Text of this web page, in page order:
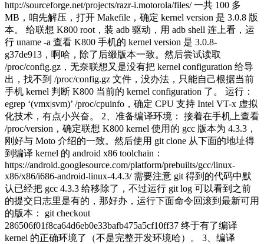
http://sourceforge.net/projects/razr-i.motorola/files/ 一共 100 多
MB，咱先解压，打开 Makefile，确定 kernel version 是 3.0.8 版
本。 给联想 K800 root，装 adb 驱动，用 adb shell 连上看，运
行 uname -a 查看 K800 手机的 kernel version 是 3.0.8-
g37de913，啊哈，除了后缀版本一致。然后尝试读取
/proc/config.gz，无奈联想又是没有把 kernel configuration 给导
出，找不到 /proc/config.gz 文件，没办法，只能自己根据当前
手机 kernel 判断 K800 当前的 kernel configuration 了。 运行：
egrep ‘(vmx|svm)’ /proc/cpuinfo，确定 CPU 支持 Intel VT-x 虚拟
化技术，有点小兴奋。 2、准备编译环境： 接着在手机上查看
/proc/version，确定联想 K800 kernel 使用的 gcc 版本为 4.3.3，
刚好与 Moto 介绍的一致。然后使用 git clone 从下面的地址得
到编译 kernel 的 android x86 toolchain：
https://android.googlesource.com/platform/prebuilts/gcc/linux-
x86/x86/i686-android-linux-4.4.3/ 需要注意 git 得到的代码中默
认已经把 gcc 4.3.3 给移除了，不过运行 git log 可以看到之前
的提交日志里是有的，那好办，运行下面命令回滚到最新可用
的版本： git checkout
286506f01f8ca64d6eb0e33bafb475a5cf10ff37 终于有了编译
kernel 的正确环境了（不是完整开发环境哈）。 3、编译